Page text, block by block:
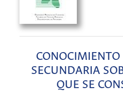
SECUNDARIA
QUE SE